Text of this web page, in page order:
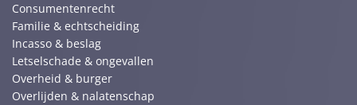
Consumentenrecht
Familie & echtscheiding
Incasso & beslag
Letselschade & ongevallen
Overheid & burger
Overlijden & nalatenschap